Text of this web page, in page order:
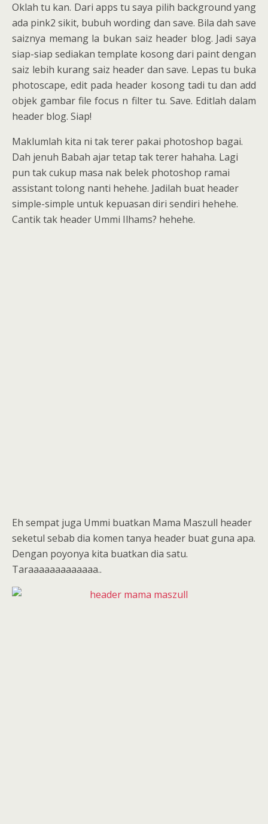
Oklah tu kan. Dari apps tu saya pilih background yang
ada pink2 sikit, bubuh wording dan save. Bila dah save
saiznya memang la bukan saiz header blog. Jadi saya
siap-siap sediakan template kosong dari paint dengan
saiz lebih kurang saiz header dan save. Lepas tu buka
photoscape, edit pada header kosong tadi tu dan add
objek gambar file focus n filter tu. Save. Editlah dalam
header blog. Siap!
Maklumlah kita ni tak terer pakai photoshop bagai.
Dah jenuh Babah ajar tetap tak terer hahaha. Lagi
pun tak cukup masa nak belek photoshop ramai
assistant tolong nanti hehehe. Jadilah buat header
simple-simple untuk kepuasan diri sendiri hehehe.
Cantik tak header Ummi Ilhams? hehehe.
Eh sempat juga Ummi buatkan Mama Maszull header
seketul sebab dia komen tanya header buat guna apa.
Dengan poyonya kita buatkan dia satu.
Taraaaaaaaaaaaaa..